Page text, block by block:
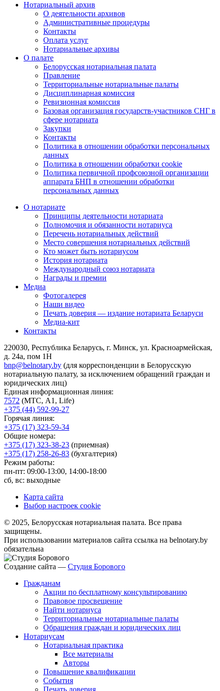
Нотариальный архив
О деятельности архивов
Административные процедуры
Контакты
Оплата услуг
Нотариальные архивы
О палате
Белорусская нотариальная палата
Правление
Территориальные нотариальные палаты
Дисциплинарная комиссия
Ревизионная комиссия
Базовая организация государств-участников СНГ в
сфере нотариата
Закупки
Контакты
Политика в отношении обработки персональных
данных
Политика в отношении обработки cookie
Политика первичной профсоюзной организации
аппарата БНП в отношении обработки
персональных данных
О нотариате
Принципы деятельности нотариата
Полномочия и обязанности нотариуса
Перечень нотариальных действий
Место совершения нотариальных действий
Кто может быть нотариусом
История нотариата
Международный союз нотариата
Награды и премии
Медиа
Фотогалерея
Наши видео
Печать доверия — издание нотариата Беларуси
Медиа-кит
Контакты
220030, Республика Беларусь, г. Минск, ул. Красноармейская,
д. 24а, пом 1Н
bnp@belnotary.by (для корреспонденции в Белорусскую
нотариальную палату, за исключением обращений граждан и
юридических лиц)
Единая информационная линия:
7572 (МТС, A1, Life)
+375 (44) 592-99-27
Горячая линия:
+375 (17) 323-59-34
Общие номера:
+375 (17) 323-38-23 (приемная)
+375 (17) 258-26-83 (бухгалтерия)
Режим работы:
пн-пт: 09:00-13:00, 14:00-18:00
сб, вс: выходные
Карта сайта
Выбор настроек cookie
© 2025, Белорусская нотариальная палата. Все права
защищены.
При использовании материалов сайта ссылка на belnotary.by
обязательна
Создание сайта — Студия Борового
Гражданам
Акции по бесплатному консультированию
Правовое просвещение
Найти нотариуса
Территориальные нотариальные палаты
Обращения граждан и юридических лиц
Нотариусам
Нотариальная практика
Все материалы
Авторы
Повышение квалификации
События